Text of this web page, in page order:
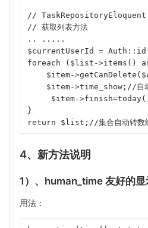
// TaskRepositoryEloquent
// 获取列表方法
.. .....
$currentUserId =
foreach ($list->items()
$item-
$item->time_show;//自
$item-
}
return $list;//集合自动转数组
4、新方法说明
1）、human_time 友好的显
用法：